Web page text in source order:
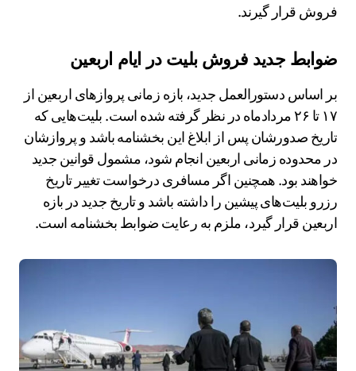
فروش قرار گیرند.
ضوابط جدید فروش بلیت در ایام اربعین
بر اساس دستورالعمل جدید، بازه زمانی پروازهای اربعین از
۱۷ تا ۲۶ مردادماه در نظر گرفته شده است. بلیت‌هایی که
تاریخ صدورشان پس از ابلاغ این بخشنامه باشد و پروازشان
در محدوده زمانی اربعین انجام شود، مشمول قوانین جدید
خواهند بود. همچنین اگر مسافری درخواست تغییر تاریخ
رزرو بلیت‌های پیشین را داشته باشد و تاریخ جدید در بازه
اربعین قرار گیرد، ملزم به رعایت ضوابط بخشنامه است.